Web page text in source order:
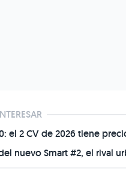
el 2 CV de 2026 tiene
nuevo Smart #2, el rival